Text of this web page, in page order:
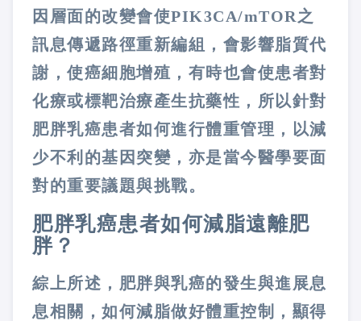
因層面的改變會使PIK3CA/mTOR 之
訊息傳遞路徑重新編組，會影響脂質代
謝，使癌細胞增殖，有時也會使患者對
化療或標靶治療產生抗藥性，所以針對
肥胖乳癌患者如何進行體重管理，以減
少不利的基因突變，亦是當今醫學要面
對的重要議題與挑戰。
肥胖乳癌患者如何減脂遠離肥
胖？
綜上所述，肥胖與乳癌的發生與進展息
息相關，如何減脂做好體重控制，顯得